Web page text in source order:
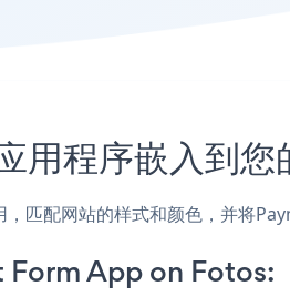
程序嵌入到您
匹配网站的样式和颜色，并将
Form App on Fotos: